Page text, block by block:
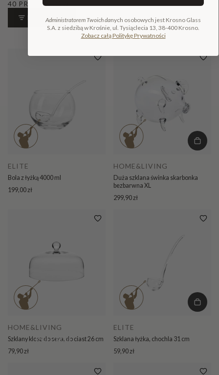
KOLEKCJE
40 PRODUKTÓW
FILTR
SORTUJ:
ELITE
Bola z łyżką 4000 ml
199,00 zł
HOME&LIVING
Duża szklana świnka skarbonka
bezbarwna XL
299,90 zł
HOME&LIVING
Szklany klosz do sera, do ciast 26 cm
79,90 zł
ELITE
Szklana łyżka, chochla 31 cm
59,90 zł
Administratorem Twoich danych osobowych jest Krosno Glass
S.A. z siedzibą w Krośnie, ul. Tysiąclecia 13, 38-400 Krosno.
Zobacz całą Politykę Prywatności